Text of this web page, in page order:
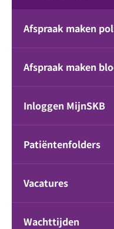
Afspraak maken
Afspraak maken
Inloggen MijnSKB
Patiëntenfolders
Vacatures
Wachttijden